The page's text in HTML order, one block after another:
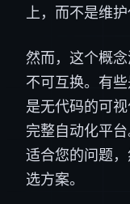
上，而不是维
然而，这个概
不可互换。有
是无代码的可
完整自动化平
适合您的问题
选方案。